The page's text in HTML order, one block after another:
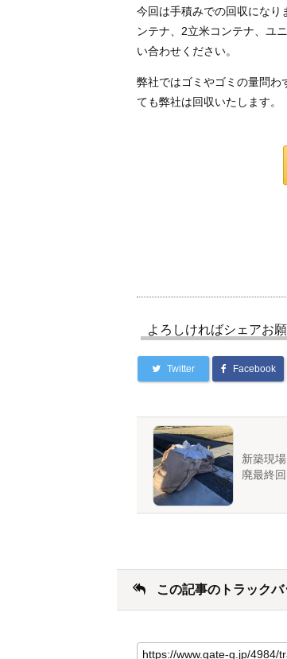
今回は手積みでの回収になり
ンテナ、2立米コンテナ、ユ
い合わせください。
弊社ではゴミやゴミの量問わ
ても弊社は回収いたします。
よろしければシェアお
Twitter Facebook
新築現
廃最終
この記事のトラック
の